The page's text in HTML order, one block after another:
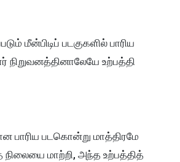
மீன்பிடிப் படகுகளில் பாரிய
உற்பத்தி
பாரிய படகொன்று மாத்திரமே
நிலையை மாற்றி, அந்த உற்பத்தித்